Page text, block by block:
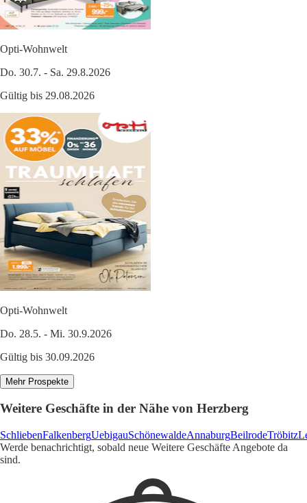
Opti-Wohnwelt
Do. 30.7. - Sa. 29.8.2026
Gültig bis 29.08.2026
Opti-Wohnwelt
Do. 28.5. - Mi. 30.9.2026
Gültig bis 30.09.2026
Mehr Prospekte
Weitere Geschäfte in der Nähe von Herzberg
SchliebenFalkenbergUebigauSchönewaldeAnnaburgBeilrodeTröbitz
Werde benachrichtigt, sobald neue Weitere Geschäfte Angebote da
sind.